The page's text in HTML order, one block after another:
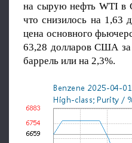
на сырую нефть WTI в
что снизилось на 1,63
цена основного
63,28 долларов США за
баррель или на 2,3%.